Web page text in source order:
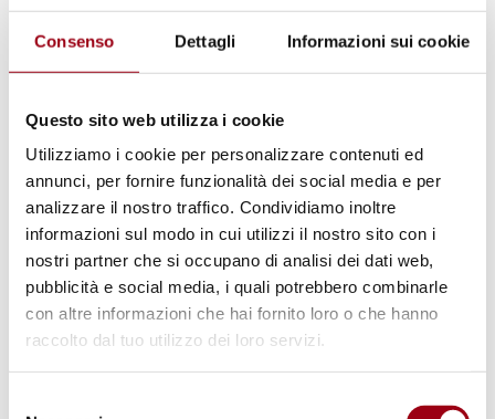
Consenso Dettagli Informazioni sui cookie
Questo sito web utilizza i cookie
Utilizziamo i cookie per personalizzare contenuti ed
annunci, per fornire funzionalità dei social media e per
analizzare il nostro traffico. Condividiamo inoltre
informazioni sul modo in cui utilizzi il nostro sito con i
nostri partner che si occupano di analisi dei dati web,
pubblicità e social media, i quali potrebbero combinarle
con altre informazioni che hai fornito loro o che hanno
raccolto dal tuo utilizzo dei loro servizi.
AMBIENTE
Green Cross Italia ONLUS:
Concorso "Immagini per la Terra"
13.10.2010
© Fondazione Nesi